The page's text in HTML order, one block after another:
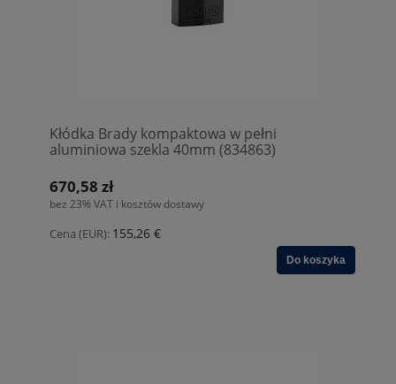
Kłódka Brady kompaktowa w pełni
aluminiowa szekla 40mm (834863)
670,58 zł
bez 23% VAT i kosztów dostawy
Cena (EUR): 155,26 €
Do koszyka